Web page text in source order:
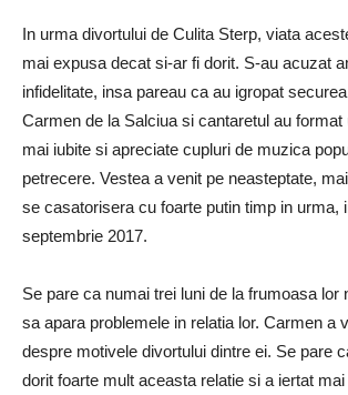
In urma divortului de Culita Sterp, viata
mai expusa decat si-ar fi dorit. S-au acuzat
infidelitate, insa pareau ca au igropat
Carmen de la Salciua si cantaretul au format
mai iubite si apreciate cupluri de muzica
petrecere. Vestea a venit pe neasteptate,
se casatorisera cu foarte putin timp in urma,
septembrie 2017.
Se pare ca numai trei luni de la frumoasa lor
sa apara problemele in relatia lor. Carmen a
despre motivele divortului dintre ei. Se pare
dorit foarte mult aceasta relatie si a iertat